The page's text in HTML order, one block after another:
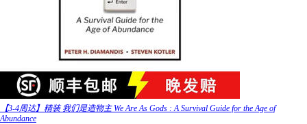
【3-4周达】精装 我们是造物主 We Are As Gods : A Survival Guide for the Age of
Abundance